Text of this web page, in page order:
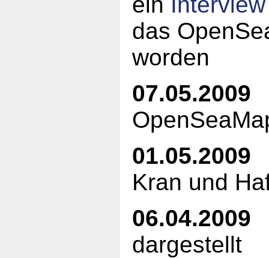
das
worden
07.05.2009
01.05.2009
Kran und
06.04.2009
dargestellt